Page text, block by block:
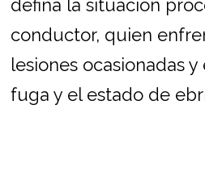
defina la situación
conductor, quien
lesiones ocasionadas
fuga y el estado de